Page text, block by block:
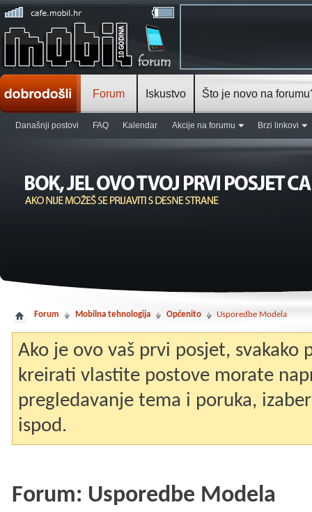
Forum
Današnji postovi FAQ Kalendar Akcije na forumu Brzi linkovi
Iskustvo Što je novo na
Forum Mobilna tehnologija Općenito Usporedbe Modela
Ako je ovo vaš prvi posjet, svakako
kreirati vlastite postove morate
pregledavanje tema i poruka,
ispod.
Forum: Usporedbe Modela